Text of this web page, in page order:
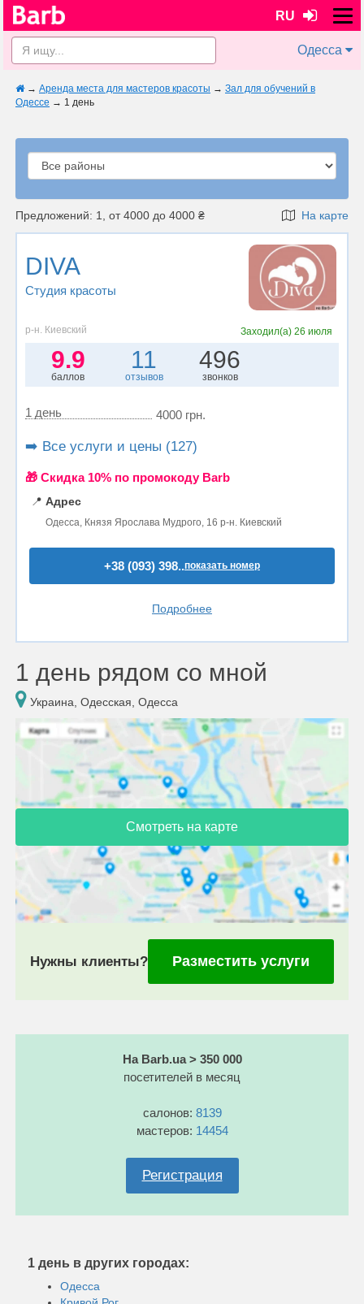
RU
Одесса
→ Аренда места для мастеров красоты → Зал для обучений в
Одессе → 1 день
Предложений: 1, от 4000 до 4000 ₴ На карте
DIVA
Студия красоты
р-н. Киевский Заходил(а)26 июля
9.9
баллов
11
отзывов
496
звонков
1 день 4000 грн.
➡️ Все услуги и цены (127)
🎁 Cкидка 10% по промокоду Barb
📍 Адрес
Одесса, Князя Ярослава Мудрого, 16 р-н. Киевский
+38 (093) 398..показать номер
Подробнее
1 день рядом со мной
Украина, Одесская, Одесса
Смотреть на карте
Нужны клиенты? Разместить услуги
На Barb.ua > 350 000
посетителей в месяц
салонов: 8139
мастеров: 14454
Регистрация
1 день в других городах:
Одесса